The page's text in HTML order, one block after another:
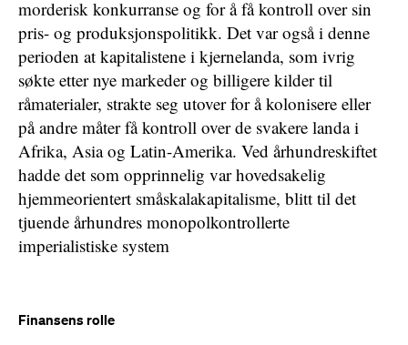
morderisk konkurranse og for å få kontroll over sin
pris- og produksjonspolitikk. Det var også i denne
perioden at kapitalistene i kjernelanda, som ivrig
søkte etter nye markeder og billigere kilder til
råmaterialer, strakte seg utover for å kolonisere eller
på andre måter få kontroll over de svakere landa i
Afrika, Asia og Latin-Amerika. Ved århundreskiftet
hadde det som opprinnelig var hovedsakelig
hjemmeorientert småskalakapitalisme, blitt til det
tjuende århundres monopolkontrollerte
imperialistiske system
Finansens rolle